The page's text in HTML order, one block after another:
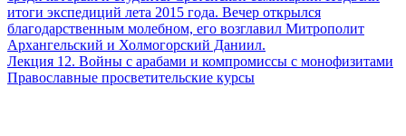
итоги экспедиций лета 2015 года. Вечер открылся
благодарственным молебном, его возглавил Митрополит
Архангельский и Холмогорский Даниил.
Лекция 12. Войны с арабами и компромиссы с монофизитами
Православные просветительские курсы